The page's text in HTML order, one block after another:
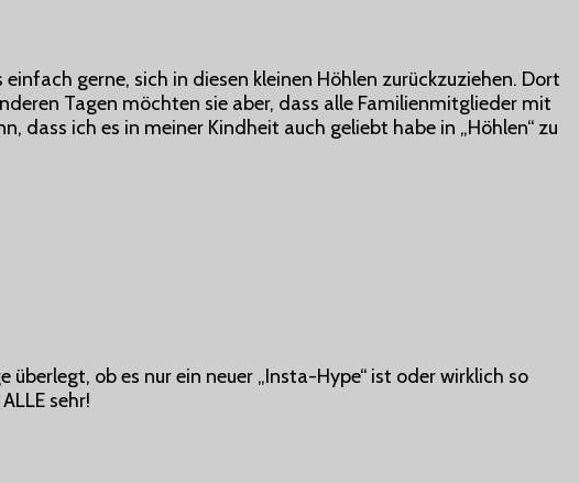
gerne, sich in diesen kleinen Höhlen zurückzuziehen. Dort
Tagen möchten sie aber, dass alle Familienmitglieder mit
dass ich es in meiner Kindheit auch geliebt habe in „Höhlen“ zu
ob es nur ein neuer „Insta-Hype“ ist oder wirklich so
sehr!